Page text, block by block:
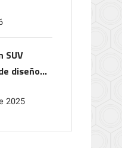
SUV
diseño
2025